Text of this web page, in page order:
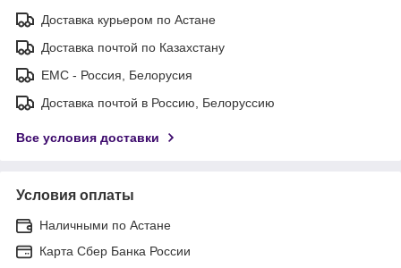
Доставка курьером по Астане
Доставка почтой по Казахстану
ЕМС - Россия, Белорусия
Доставка почтой в Россию, Белоруссию
Все условия доставки
Условия оплаты
Наличными по Астане
Карта Сбер Банка России